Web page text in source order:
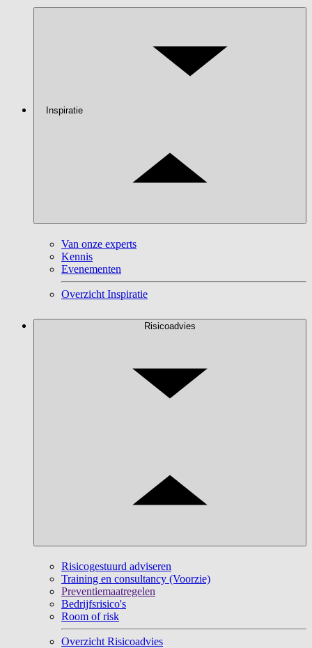
Inspiratie
Van onze experts
Kennis
Evenementen
Overzicht Inspiratie
Risicoadvies
Risicogestuurd adviseren
Training en consultancy (Voorzie)
Preventiemaatregelen
Bedrijfsrisico's
Room of risk
Overzicht Risicoadvies